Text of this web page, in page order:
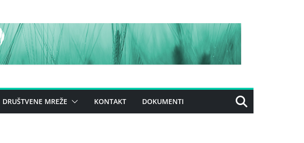
DRUŠTVENE MREŽE KONTAKT DOKUMENTI